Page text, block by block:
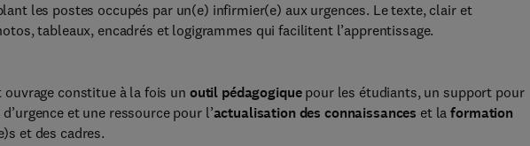
les postes occupés par un(e) infirmier(e) aux urgences. Le texte, clair et
tableaux, encadrés et logigrammes qui facilitent l’apprentissage.
ouvrage constitue à la fois un outil pédagogiquepour les étudiants, un support pour
et une ressource pour l’actualisation des connaissances et laformation
et des cadres.